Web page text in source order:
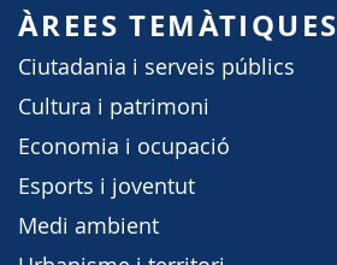
ÀREES TEMÀTIQUES
Ciutadania i serveis públics
Cultura i patrimoni
Economia i ocupació
Esports i joventut
Medi ambient